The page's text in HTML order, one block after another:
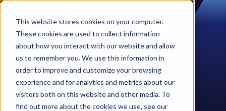
This website stores cookies on your computer.
These cookies are used to collect information
about how you interact with our website and allow
us to remember you. We use this information in
order to improve and customize your browsing
experience and for analytics and metrics about our
visitors both on this website and other media. To
find out more about the cookies we use, see our